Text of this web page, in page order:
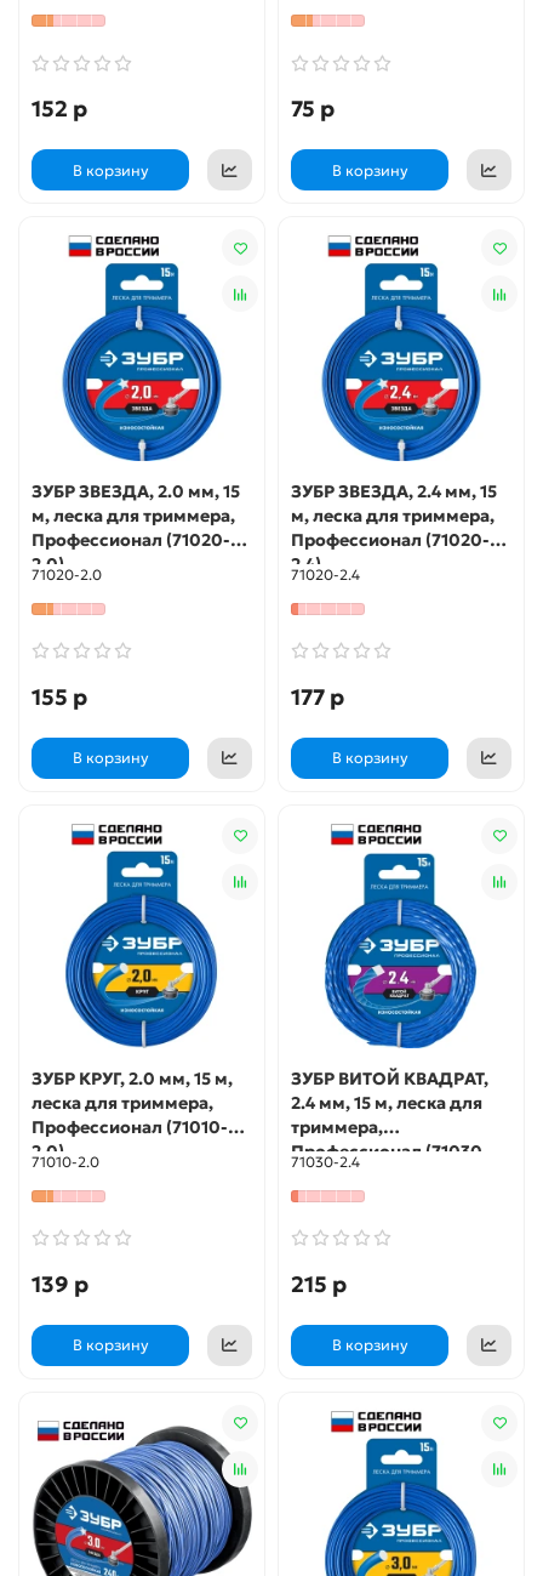
152 р
В корзину
75 р
В корзину
ЗУБР ЗВЕЗДА, 2.0 мм, 15
м, леска для триммера,
Профессионал (71020-
2.0)
71020-2.0
155 р
В корзину
ЗУБР ЗВЕЗДА, 2.4 мм, 15
м, леска для триммера,
Профессионал (71020-
2.4)
71020-2.4
177 р
В корзину
ЗУБР КРУГ, 2.0 мм, 15 м,
леска для триммера,
Профессионал (71010-
2.0)
71010-2.0
139 р
В корзину
ЗУБР ВИТОЙ КВАДРАТ,
2.4 мм, 15 м, леска для
триммера,
Профессионал (71030-
2.4)
71030-2.4
215 р
В корзину